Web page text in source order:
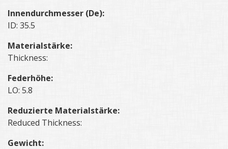
Innendurchmesser (De):
ID: 35.5
Materialstärke:
Thickness:
Federhöhe:
LO: 5.8
Reduzierte Materialstärke:
Reduced Thickness:
Gewicht: